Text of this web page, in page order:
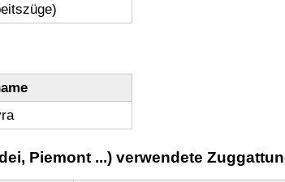
Piemont ...) verwendete